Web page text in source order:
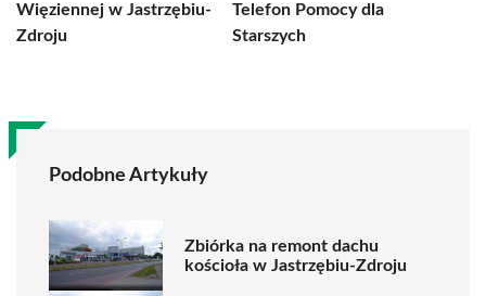
Więziennej w Jastrzębiu-
Zdroju
Telefon Pomocy dla
Starszych
Podobne Artykuły
Zbiórka na remont dachu
kościoła w Jastrzębiu-Zdroju